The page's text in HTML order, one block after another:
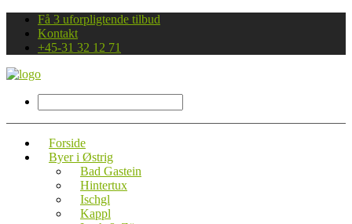
Få 3 uforpligtende tilbud
Kontakt
+45-31 32 12 71
Forside
Byer i Østrig
Bad Gastein
Hintertux
Ischgl
Kappl